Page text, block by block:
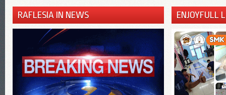
RAFLESIA IN NEWS ENJOYFULL